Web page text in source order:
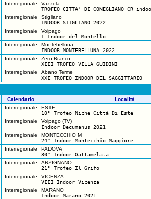
Interregionale
Vazzola
TROFEO CITTA' DI CONEGLIANO CR
Interregionale
Stigliano
INDOOR STIGLIANO 2022
Interregionale
Volpago
I Indoor del Montello
Interregionale
Montebelluna
INDOOR MONTEBELLUNA 2022
Interregionale
Zero Branco
XIII TROFEO VILLA GUIDINI
Interregionale
Abano Terme
XXI TROFEO INDOOR DEL SAGGITTARIO
Calendario
Località
Interregionale
ESTE
10° Trofeo Niche Città Di Este
Interregionale
Volpago (TV)
Indoor Decumanus 2021
Interregionale
MONTECCHIO M
24° Indoor Montecchio Maggiore
Interregionale
PADOVA
30° Indoor Gattamelata
Interregionale
ARZIGNANO
21° Trofeo Il Grifo
Interregionale
VICENZA
VIII Indoor Vicenza
Interregionale
MARANO
Indoor Marano 2021